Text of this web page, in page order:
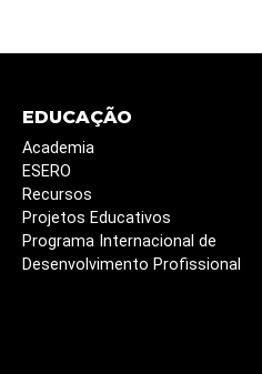
EDUCAÇÃO
Academia
ESERO
Recursos
Projetos Educativos
Programa Internacional de
Desenvolvimento Profissional